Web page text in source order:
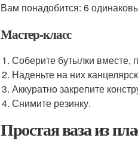
Вам понадобится: 6
Мастер-класс
Соберите бутылки вместе,
Наденьте на них
Аккуратно закрепите
Снимите резинку.
Простая ваза из